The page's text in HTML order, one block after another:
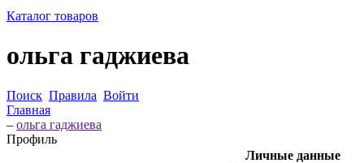
Каталог товаров
ольга гаджиева
Поиск Правила Войти
Главная
– ольга гаджиева
Профиль
Личные данные